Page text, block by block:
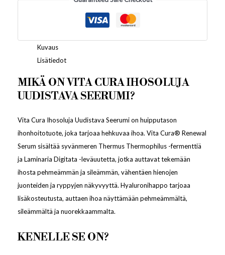
Kuvaus
Lisätiedot
MIKÄ ON VITA CURA IHOSOLUJA
UUDISTAVA SEERUMI?
Vita Cura Ihosoluja Uudistava Seerumi on huipputason
ihonhoitotuote, joka tarjoaa hehkuvaa ihoa. Vita Cura® Renewal
Serum sisältää syvänmeren Thermus Thermophilus -fermenttiä
ja Laminaria Digitata -leväuutetta, jotka auttavat tekemään
ihosta pehmeämmän ja sileämmän, vähentäen hienojen
juonteiden ja ryppyjen näkyvyyttä. Hyaluronihappo tarjoaa
lisäkosteutusta, auttaen ihoa näyttämään pehmeämmältä,
sileämmältä ja nuorekkaammalta.
KENELLE SE ON?